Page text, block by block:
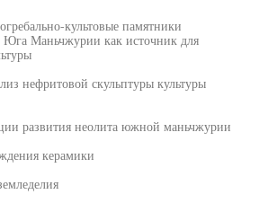
культовые памятники
Юга Маньчжурии как источник для
нефритовой скульптуры культуры
развития неолита южной маньчжурии
керамики